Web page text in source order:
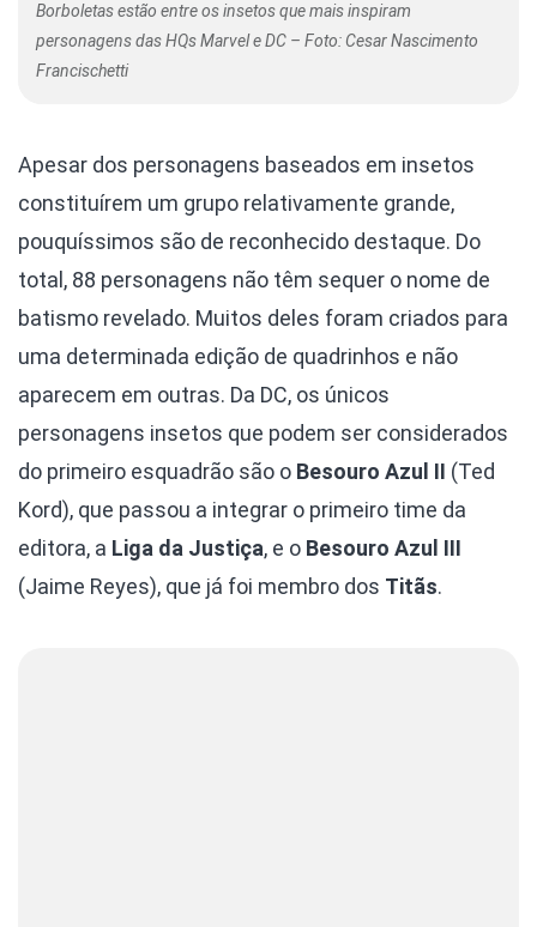
Borboletas estão entre os insetos que mais inspiram
personagens das HQs Marvel e DC – Foto: Cesar Nascimento
Francischetti
Apesar dos personagens baseados em insetos
constituírem um grupo relativamente grande,
pouquíssimos são de reconhecido destaque. Do
total, 88 personagens não têm sequer o nome de
batismo revelado. Muitos deles foram criados para
uma determinada edição de quadrinhos e não
aparecem em outras. Da DC, os únicos
personagens insetos que podem ser considerados
do primeiro esquadrão são o Besouro Azul II (Ted
Kord), que passou a integrar o primeiro time da
editora, a Liga da Justiça, e o Besouro Azul III
(Jaime Reyes), que já foi membro dos Titãs.